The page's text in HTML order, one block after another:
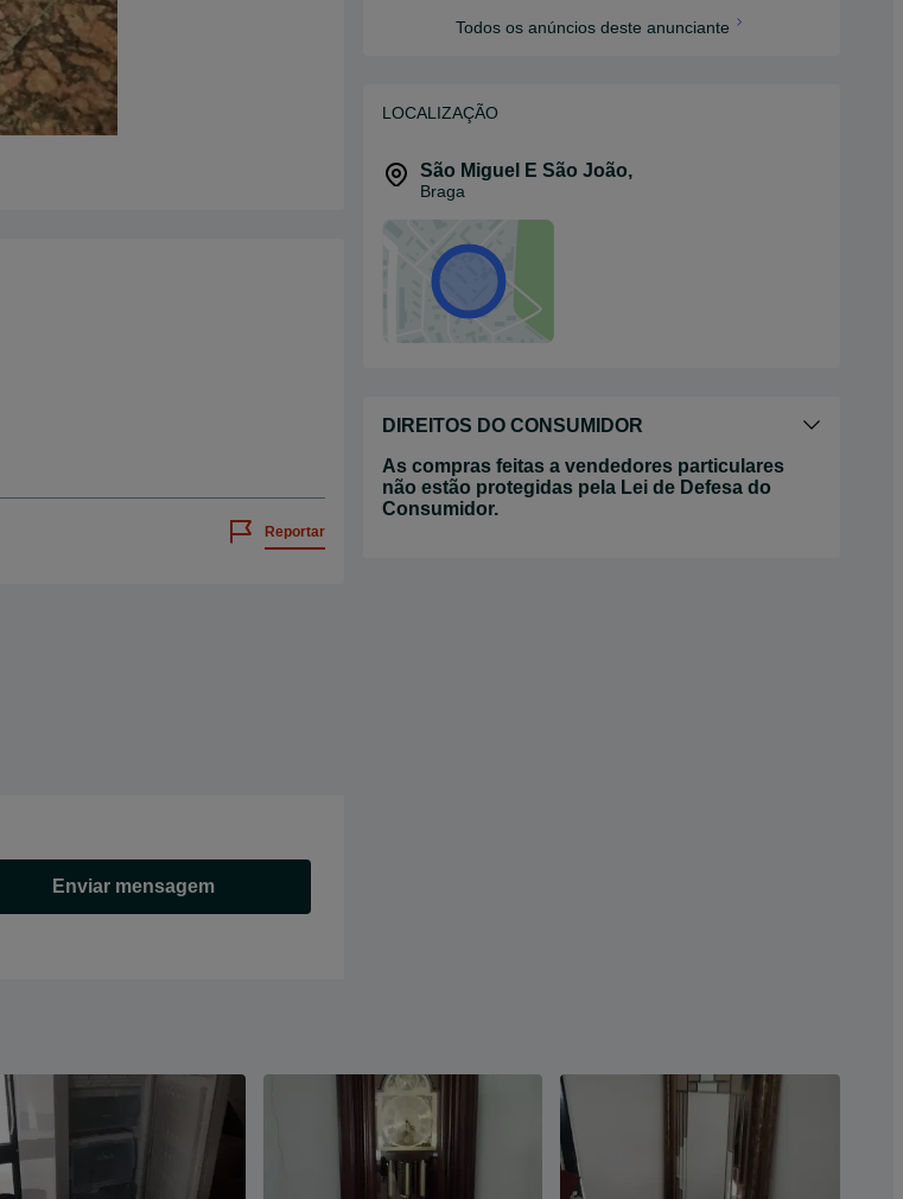
Reportar
Enviar mensagem
Todos os anúncios deste anunciante
LOCALIZAÇÃO
São Miguel E São João,
Braga
DIREITOS DO CONSUMIDOR
As compras feitas a vendedores particulares
não estão protegidas pela Lei de Defesa do
Consumidor.